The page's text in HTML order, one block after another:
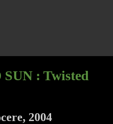
SUN : Twisted
2004